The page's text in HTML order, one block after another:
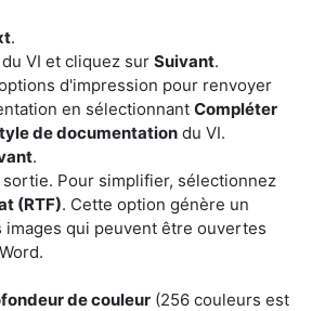
.
VI et cliquez sur Suivant.
d'impression pour renvoyer
en sélectionnant Compléter
de documentation du VI.
.
Pour simplifier, sélectionnez
(RTF). Cette option génère un
images qui peuvent être ouvertes
de couleur (256 couleurs est